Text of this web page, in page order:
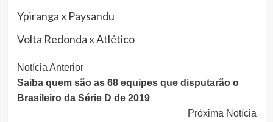
Ypiranga x Paysandu
Volta Redonda x Atlético
Continue
Lendo
Notícia Anterior
Saiba quem são as 68 equipes que disputarão o
Brasileiro da Série D de 2019
Próxima Notícia